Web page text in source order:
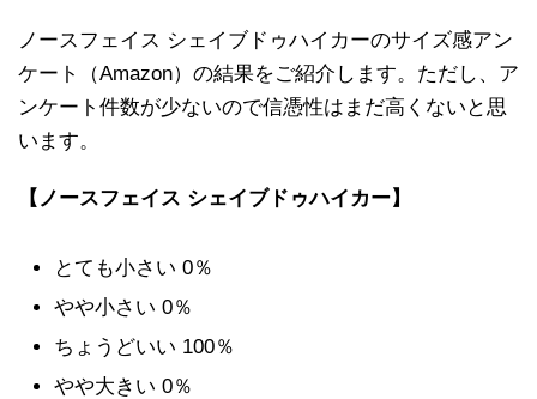
ノースフェイス シェイブドゥハイカーのサイズ感アン
ケート（Amazon）の結果をご紹介します。ただし、ア
ンケート件数が少ないので信憑性はまだ高くないと思
います。
【ノースフェイス シェイブドゥハイカー】
とても小さい 0％
やや小さい 0％
ちょうどいい 100％
やや大きい 0％